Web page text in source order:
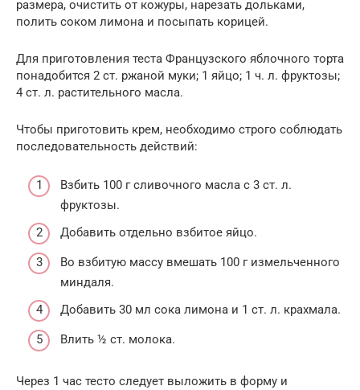
размера, очистить от кожуры, нарезать дольками,
полить соком лимона и посыпать корицей.
Для приготовления теста Французского яблочного торта
понадобится 2 ст. ржаной муки; 1 яйцо; 1 ч. л. фруктозы;
4 ст. л. растительного масла.
Чтобы приготовить крем, необходимо строго соблюдать
последовательность действий:
Взбить 100 г сливочного масла с 3 ст. л.
фруктозы.
Добавить отдельно взбитое яйцо.
Во взбитую массу вмешать 100 г измельченного
миндаля.
Добавить 30 мл сока лимона и 1 ст. л. крахмала.
Влить ½ ст. молока.
Через 1 час тесто следует выложить в форму и